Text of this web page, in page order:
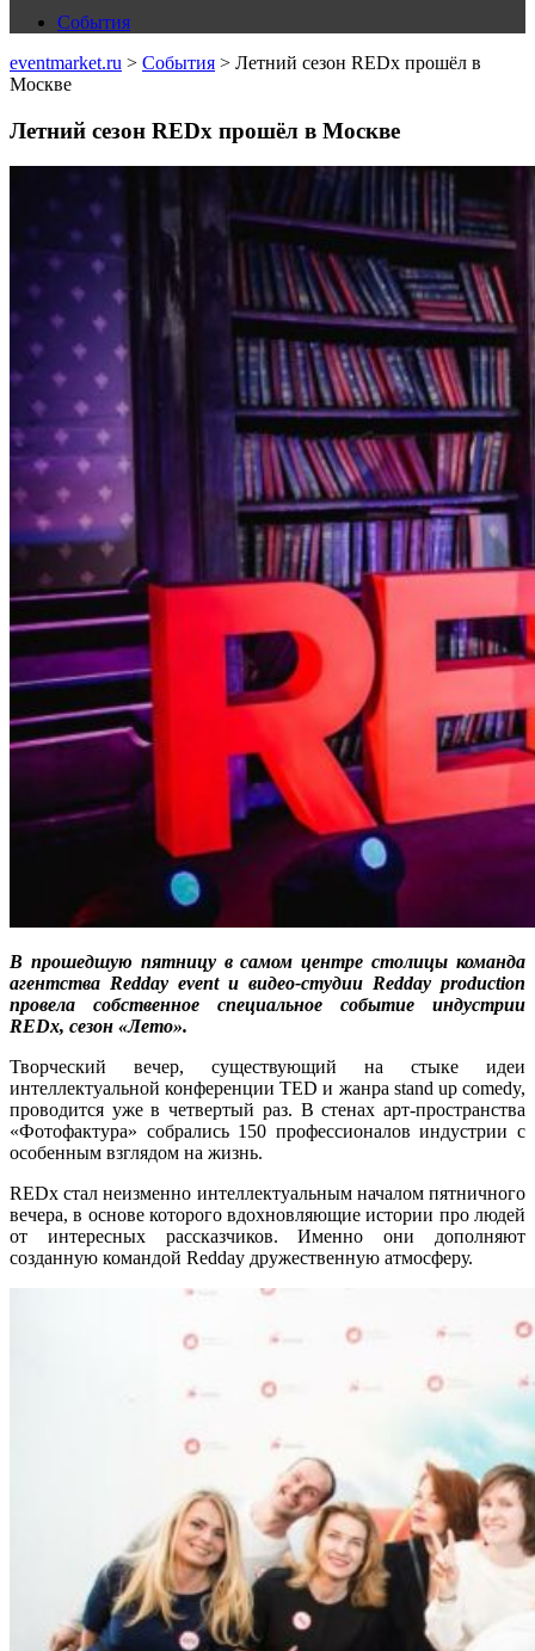
События
eventmarket.ru > События > Летний сезон REDx прошёл в
Москве
Летний сезон REDx прошёл в Москве
В прошедшую пятницу в самом центре столицы команда
агентства Redday event и видео-студии Redday production
провела собственное специальное событие индустрии
REDx, сезон «Лето».
Творческий вечер, существующий на стыке идеи
интеллектуальной конференции TED и жанра stand up comedy,
проводится уже в четвертый раз. В стенах арт-пространства
«Фотофактура» собрались 150 профессионалов индустрии с
особенным взглядом на жизнь.
REDx стал неизменно интеллектуальным началом пятничного
вечера, в основе которого вдохновляющие истории про людей
от интересных рассказчиков. Именно они дополняют
созданную командой Redday дружественную атмосферу.